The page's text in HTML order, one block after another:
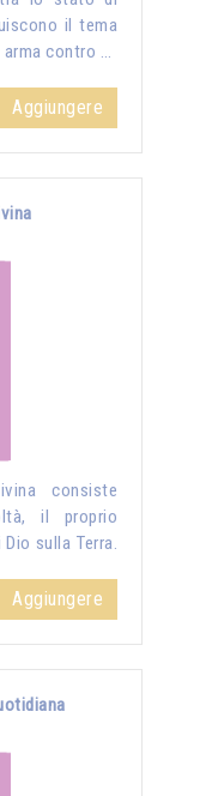
il tema
arma contro …
Aggiungere
consiste
il proprio
sulla Terra.
Aggiungere